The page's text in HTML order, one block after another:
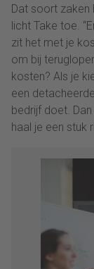
Dat soort zaken
licht Take toe.
zit het met je
om bij
kosten? Als je
een
bedrijf doet.
haal je een stuk